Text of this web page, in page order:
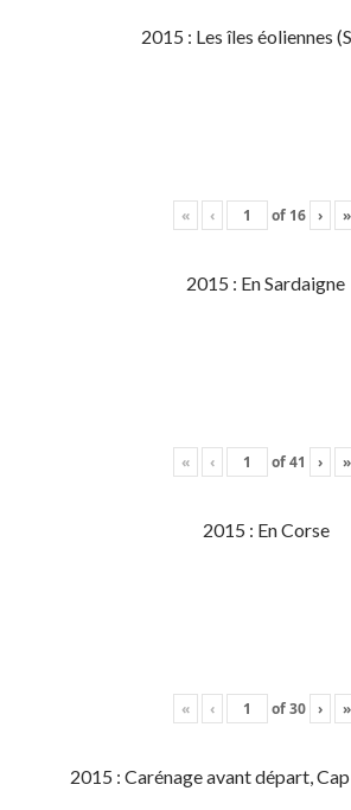
2015 : Les îles éoliennes
« ‹ of 16 › »
2015 : En Sardaigne
« ‹ of41 › »
2015 : En Corse
« ‹ of30 › »
2015 : Carénage avant départ,